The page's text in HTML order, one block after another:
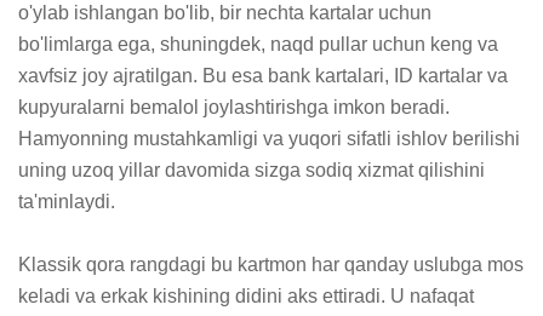
o'ylab ishlangan bo'lib, bir nechta kartalar uchun
bo'limlarga ega, shuningdek, naqd pullar uchun keng va
xavfsiz joy ajratilgan. Bu esa bank kartalari, ID kartalar va
kupyuralarni bemalol joylashtirishga imkon beradi.
Hamyonning mustahkamligi va yuqori sifatli ishlov berilishi
uning uzoq yillar davomida sizga sodiq xizmat qilishini
ta'minlaydi.
Klassik qora rangdagi bu kartmon har qanday uslubga mos
keladi va erkak kishining didini aks ettiradi. U nafaqat